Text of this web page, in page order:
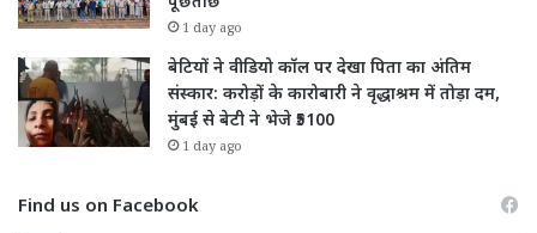
1 day ago
बेटियों ने वीडियो कॉल पर देखा पिता का अंतिम
संस्कार: करोड़ों के कारोबारी ने वृद्धाश्रम में तोड़ा दम,
मुंबई से बेटी ने भेजे ₹5100
1 day ago
Find us on Facebook